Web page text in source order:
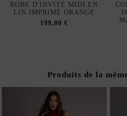
ROBE D'INVITÉ MIDI EN
LIN IMPRIMÉ ORANGE
199,00 €
Produits de la